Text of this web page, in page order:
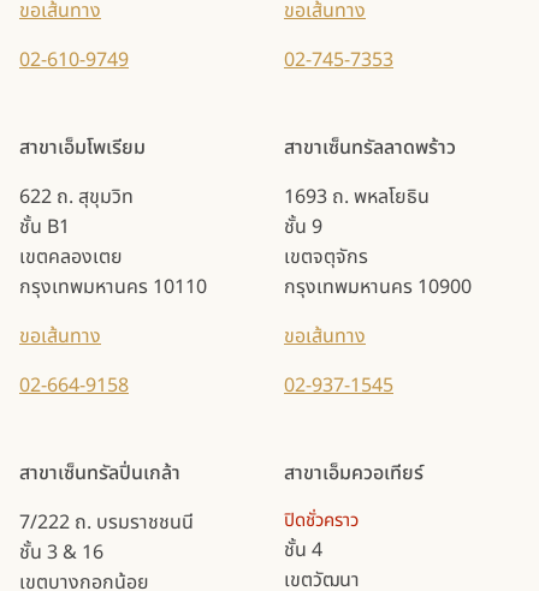
ขอเส้นทาง
02-610-9749
ขอเส้นทาง
02-745-7353
สาขาเอ็มโพเรียม
622 ถ. สุขุมวิท
ชั้น B1
เขตคลองเตย
กรุงเทพมหานคร 10110
ขอเส้นทาง
02-664-9158
สาขาเซ็นทรัลลาดพร้าว
1693 ถ. พหลโยธิน
ชั้น 9
เขตจตุจักร
กรุงเทพมหานคร 10900
ขอเส้นทาง
02-937-1545
สาขาเซ็นทรัลปิ่นเกล้า
7/222 ถ. บรมราชชนนี
ชั้น 3 & 16
เขตบางกอกน้อย
สาขาเอ็มควอเทียร์
ปิดชั่วคราว
ชั้น 4
เขตวัฒนา